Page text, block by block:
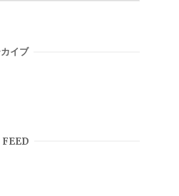
イブ
FEED